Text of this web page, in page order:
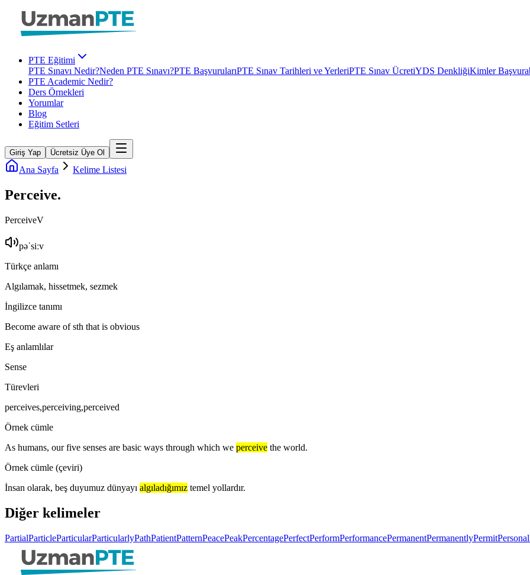
PTE Eğitimi
PTE Sınavı Nedir?Neden PTE Sınavı?PTE BaşvurularıPTE Sınav Tarihleri ve YerleriPTE Sınav ÜcretiYDS DenkliğiKimler
PTE Academic Nedir?
Ders Örnekleri
Yorumlar
Blog
Eğitim Setleri
Giriş Yap Ücretsiz Üye Ol
Ana Sayfa Kelime Listesi
Perceive.
PerceiveV
pəˈsiːv
Türkçe anlamı
Algılamak, hissetmek, sezmek
İngilizce tanımı
Become aware of sth that is obvious
Eş anlamlılar
Sense
Türevleri
perceives,perceiving,perceived
Örnek cümle
As humans, our five senses are basic ways through which we perceive the world.
Örnek cümle (çeviri)
İnsan olarak, beş duyumuz dünyayı algıladığımız temel yollardır.
Diğer kelimeler
PartialParticleParticularParticularlyPathPatientPatternPeacePeakPercentagePerfectPerformPerformancePermanentPermanentlyPermit